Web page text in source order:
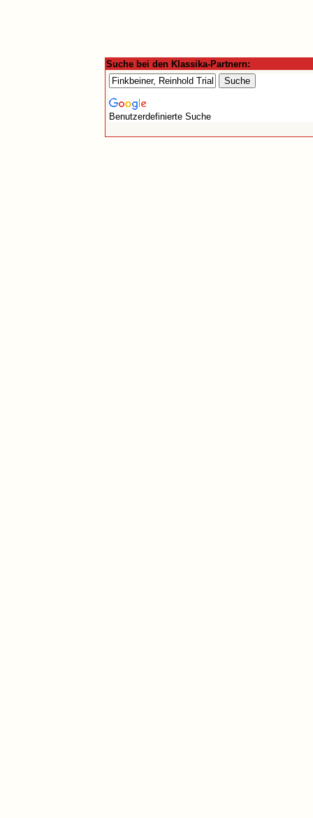
Suche bei den Klassika-Partnern:
Benutzerdefinierte Suche